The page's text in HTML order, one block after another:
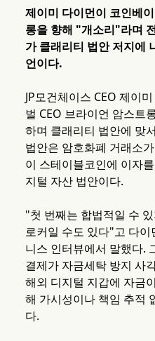
제이미 다이먼이 코인베
롱을 향해 "개소리"라며
가 클래리티 법안 저지에
언이다.
JP모건체이스 CEO 제이
벌 CEO 브라이언 암스트
하며 클래리티 법안에 맞
법안은 암호화폐 거래소
이 스테이블코인에 이자
지털 자산 법안이다.
"첫 번째는 합법적일 수
로커일 수도 있다"고 다
니스 인터뷰에서 말했다.
결제가 자금세탁 방지 사
해외 디지털 지갑에 자금
해 가시성이나 책임 추적
다.